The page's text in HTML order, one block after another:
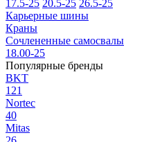
17.5-25 20.5-25 26.5-25
Карьерные шины
Краны
Сочлененные самосвалы
18.00-25
Популярные бренды
BKT
121
Nortec
40
Mitas